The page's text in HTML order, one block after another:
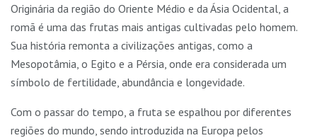
Originária da região do Oriente Médio e da Ásia Ocidental, a
romã é uma das frutas mais antigas cultivadas pelo homem.
Sua história remonta a civilizações antigas, como a
Mesopotâmia, o Egito e a Pérsia, onde era considerada um
símbolo de fertilidade, abundância e longevidade.
Com o passar do tempo, a fruta se espalhou por diferentes
regiões do mundo, sendo introduzida na Europa pelos